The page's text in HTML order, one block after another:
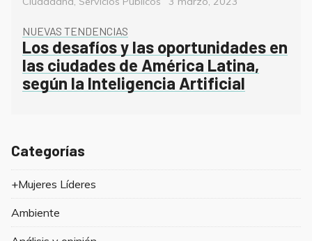
NUEVAS TENDENCIAS
Los desafíos y las oportunidades en
las ciudades de América Latina,
según la Inteligencia Artificial
Categorías
+Mujeres Líderes
Ambiente